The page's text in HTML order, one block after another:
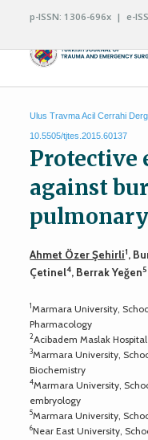
p-ISSN: 1306-696x | e-
Ulus Travma Acil Cerrahi
10.5505/tjtes.2015.60137
Protective
against
Ahmet Özer Şehirli1,
Çetinel4, Berrak Yeğen5
1Marmara University,
Pharmacology
2Acibadem Maslak Hospital
3Marmara University,
Biochemistry
4Marmara University,
embryology
5Marmara University,
6Near East University,